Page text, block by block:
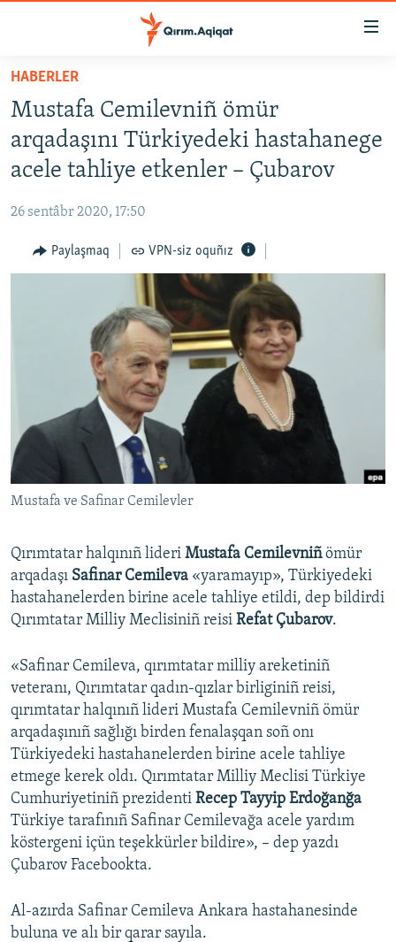
Esas
qaytmaq
Baş
navigatsiyağa
qaytmaq
Qıdıruvğa
HABERLER
SİYASET
İQTİSADİYAT
MEDENİYET
İNSAN AQLARI
Русский
Українською
QOŞULIÑIZ!
RFE/RS bütün saytları
HABERLER
Mustafa Cemilevniñ ömür
arqadaşını Türkiyedeki hastahanege
acele tahliye etkenler – Çubarov
26 sentâbr 2020, 17:50
Paylaşmaq VPN-siz oquñız
Mustafa ve Safinar Cemilevler
Qırımtatar halqınıñ lideri Mustafa Cemilevniñömür
arqadaşı Safinar Cemileva «yaramayıp», Türkiyedeki
hastahanelerden birine acele tahliye etildi, dep bildirdi
Qırımtatar Milliy Meclisiniñ reisi Refat Çubarov.
«Safinar Cemileva, qırımtatar milliy areketiniñ
veteranı, Qırımtatar qadın-qızlar birliginiñ reisi,
qırımtatar halqınıñ lideri Mustafa Cemilevniñ ömür
arqadaşınıñ sağlığı birden fenalaşqan soñ onı
Türkiyedeki hastahanelerden birine acele tahliye
etmege kerek oldı. Qırımtatar Milliy Meclisi Türkiye
Cumhuriyetiniñ prezidenti Recep Tayyip Erdoğanğa
Türkiye tarafınıñ Safinar Cemilevağa acele yardım
köstergeni içün teşekkürler bildire», – dep yazdı
Çubarov Facebookta.
Al-azırda Safinar Cemileva Ankara hastahanesinde
buluna ve alı bir qarar sayıla.